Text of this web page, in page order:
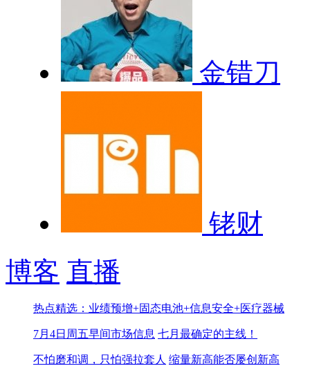
金错刀
铑财
博客 直播
热点精选：业绩预增+固态电池+信息安全+医疗器械
7月4日周五早间市场信息 七月最确定的主线！
不怕磨和调，只怕强拉套人 缩量新高能否屡创新高